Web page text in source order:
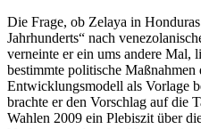
Die Frage, ob Zelaya in
Jahrhunderts“ nach
verneinte er ein ums andere Mal,
bestimmte politische Maßnahmen
Entwicklungsmodell als Vorlage
brachte er den Vorschlag auf die
Wahlen 2009 ein Plebiszit über